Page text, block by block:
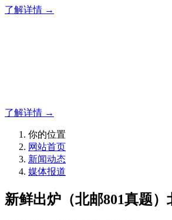
了解详情 →
了解详情 →
你的位置
网站首页
新闻动态
媒体报道
新鲜出炉（北邮801真题）